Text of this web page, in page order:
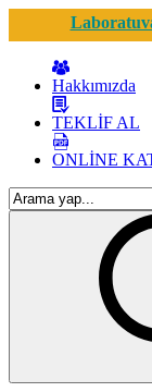
Hakkımızda
TEKLİF AL
ONLİNE